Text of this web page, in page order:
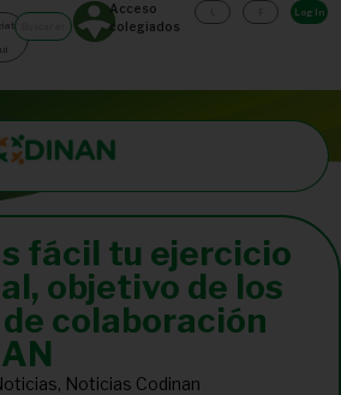
Acceso
colegiados
Log In
fácil tu ejercicio
objetivo de los
colaboración
, Noticias Codinan